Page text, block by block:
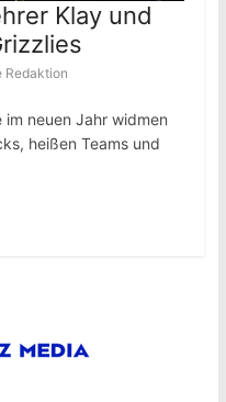
Klay und
Redaktion
neuen Jahr widmen
heißen Teams und